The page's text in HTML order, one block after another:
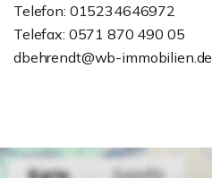
Telefon: 015234646972
Telefax: 0571 870 490 05
dbehrendt@wb-immobilien.de